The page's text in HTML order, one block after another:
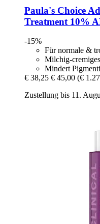
Paula's Choice
Treatment 10%
-15%
Für normale &
Milchig-
Mindert
€ 38,25 € 45,00 (€
Zustellung bis 11.